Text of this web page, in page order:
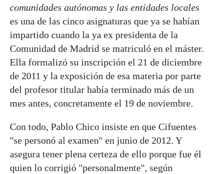
comunidades autónomas y las entidades locales
es una de las cinco asignaturas que ya se habían
impartido cuando la ya ex presidenta de la
Comunidad de Madrid se matriculó en el máster.
Ella formalizó su inscripción el 21 de diciembre
de 2011 y la exposición de esa materia por parte
del profesor titular había terminado más de un
mes antes, concretamente el 19 de noviembre.
Con todo, Pablo Chico insiste en que Cifuentes
"se personó al examen" en junio de 2012. Y
asegura tener plena certeza de ello porque fue él
quien lo corrigió "personalmente", según